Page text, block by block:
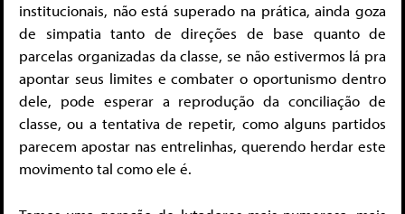
institucionais, não está superado na prática, ainda goza
de simpatia tanto de direções de base quanto de
parcelas organizadas da classe, se não estivermos lá pra
apontar seus limites e combater o oportunismo dentro
dele, pode esperar a reprodução da conciliação de
classe, ou a tentativa de repetir, como alguns partidos
parecem apostar nas entrelinhas, querendo herdar este
movimento tal como ele é.